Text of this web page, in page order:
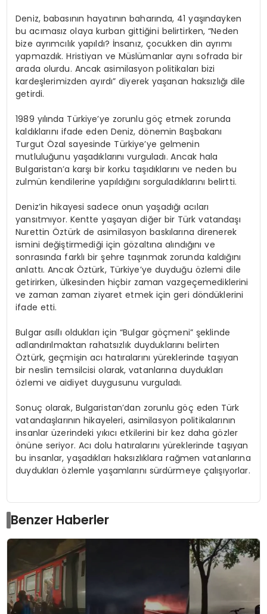
Deniz, babasının hayatının baharında, 41 yaşındayken
bu acımasız olaya kurban gittiğini belirtirken, “Neden
bize ayrımcılık yapıldı? İnsanız, çocukken din ayrımı
yapmazdık. Hristiyan ve Müslümanlar aynı sofrada bir
arada olurdu. Ancak asimilasyon politikaları bizi
kardeşlerimizden ayırdı” diyerek yaşanan haksızlığı dile
getirdi.
1989 yılında Türkiye’ye zorunlu göç etmek zorunda
kaldıklarını ifade eden Deniz, dönemin Başbakanı
Turgut Özal sayesinde Türkiye’ye gelmenin
mutluluğunu yaşadıklarını vurguladı. Ancak hala
Bulgaristan’a karşı bir korku taşıdıklarını ve neden bu
zulmün kendilerine yapıldığını sorguladıklarını belirtti.
Deniz’in hikayesi sadece onun yaşadığı acıları
yansıtmıyor. Kentte yaşayan diğer bir Türk vatandaşı
Nurettin Öztürk de asimilasyon baskılarına direnerek
ismini değiştirmediği için gözaltına alındığını ve
sonrasında farklı bir şehre taşınmak zorunda kaldığını
anlattı. Ancak Öztürk, Türkiye’ye duyduğu özlemi dile
getirirken, ülkesinden hiçbir zaman vazgeçemediklerini
ve zaman zaman ziyaret etmek için geri döndüklerini
ifade etti.
Bulgar asıllı oldukları için “Bulgar göçmeni” şeklinde
adlandırılmaktan rahatsızlık duyduklarını belirten
Öztürk, geçmişin acı hatıralarını yüreklerinde taşıyan
bir neslin temsilcisi olarak, vatanlarına duydukları
özlemi ve aidiyet duygusunu vurguladı.
Sonuç olarak, Bulgaristan’dan zorunlu göç eden Türk
vatandaşlarının hikayeleri, asimilasyon politikalarının
insanlar üzerindeki yıkıcı etkilerini bir kez daha gözler
önüne seriyor. Acı dolu hatıralarını yüreklerinde taşıyan
bu insanlar, yaşadıkları haksızlıklara rağmen vatanlarına
duydukları özlemle yaşamlarını sürdürmeye çalışıyorlar.
Benzer Haberler